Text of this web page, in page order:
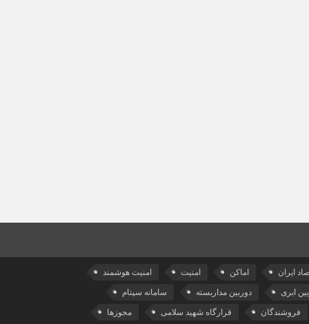
ایران اماکن امنیت امنیت هوشمند
ابری دوربین مداربسته سامانه سپتام
فروشندگان قرارگاه شهید سلامی مجوزها